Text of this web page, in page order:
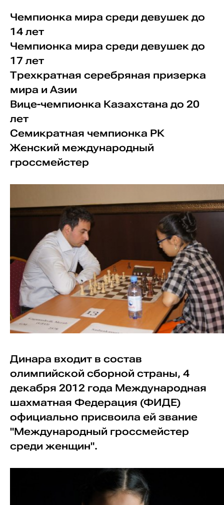
Чемпионка мира среди девушек до
14 лет
Чемпионка мира среди девушек до
17 лет
Трехкратная серебряная призерка
мира и Азии
Вице-чемпионка Казахстана до 20
лет
Семикратная чемпионка РК
Женский международный
гроссмейстер
Динара входит в состав
олимпийской сборной страны, 4
декабря 2012 года Международная
шахматная Федерация (ФИДЕ)
официально присвоила ей звание
"Международный гроссмейстер
среди женщин".